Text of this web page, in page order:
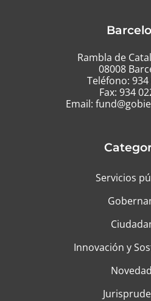
Rambla de
08008
Teléfono: 934
Fax: 934
Email:
Servicios
Innovación y